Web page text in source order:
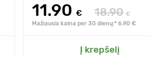
11.90 € 18.90 €
Mažiausia kaina per 30 dienų:* 6.90 €
Į krepšelį